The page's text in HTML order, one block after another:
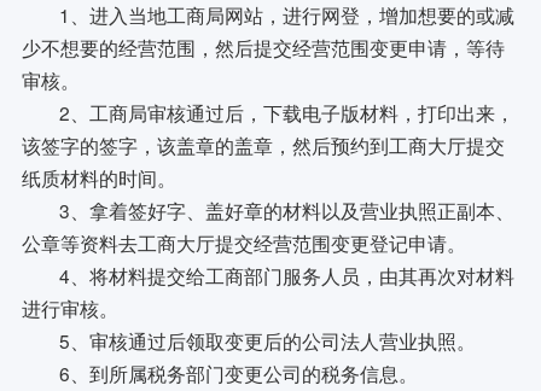
1、进入当地工商局网站，进行网登，增加想要的或减
少不想要的经营范围，然后提交经营范围变更申请，等待
审核。
2、工商局审核通过后，下载电子版材料，打印出来，
该签字的签字，该盖章的盖章，然后预约到工商大厅提交
纸质材料的时间。
3、拿着签好字、盖好章的材料以及营业执照正副本、
公章等资料去工商大厅提交经营范围变更登记申请。
4、将材料提交给工商部门服务人员，由其再次对材料
进行审核。
5、审核通过后领取变更后的公司法人营业执照。
6、到所属税务部门变更公司的税务信息。